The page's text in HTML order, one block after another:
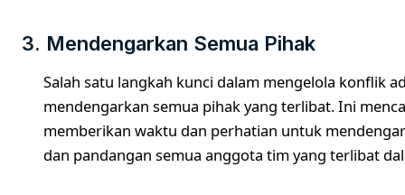
3. Mendengarkan Semua Pihak
Salah satu langkah kunci dalam mengelola konflik
mendengarkan semua pihak yang terlibat. Ini
memberikan waktu dan perhatian untuk
dan pandangan semua anggota tim yang terlibat